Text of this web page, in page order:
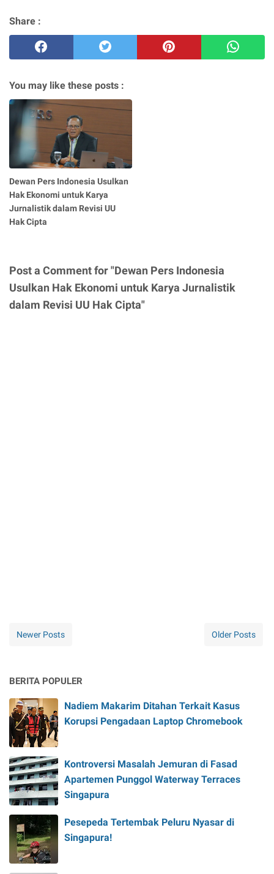
Share :
You may like these posts :
Dewan Pers Indonesia Usulkan
Hak Ekonomi untuk Karya
Jurnalistik dalam Revisi UU
Hak Cipta
Post a Comment for "Dewan Pers Indonesia
Usulkan Hak Ekonomi untuk Karya Jurnalistik
dalam Revisi UU Hak Cipta"
Newer Posts Older Posts
BERITA POPULER
Nadiem Makarim Ditahan Terkait Kasus
Korupsi Pengadaan Laptop Chromebook
Kontroversi Masalah Jemuran di Fasad
Apartemen Punggol Waterway Terraces
Singapura
Pesepeda Tertembak Peluru Nyasar di
Singapura!